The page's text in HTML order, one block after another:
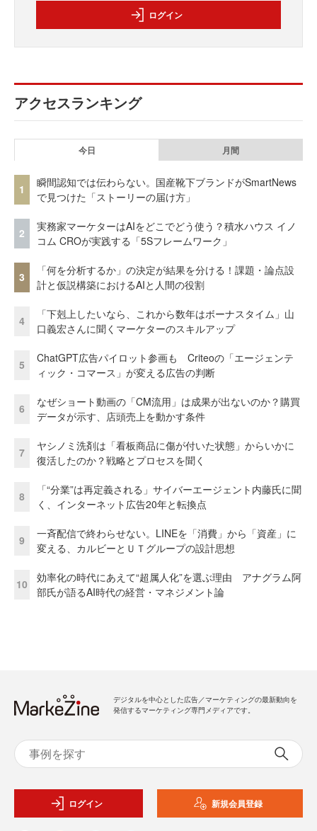
ログイン
アクセスランキング
今日 月間
1
瞬間認知では伝わらない。国産靴下ブランドがSmartNews
で見つけた「ストーリーの届け方」
2
実務家マーケターはAIをどこでどう使う？積水ハウス イノ
コム CROが実践する「5Sフレームワーク」
3
「何を分析するか」の決定が結果を分ける！課題・論点設
計と仮説構築におけるAIと人間の役割
4
「下剋上したいなら、これから数年はボーナスタイム」山
口義宏さんに聞くマーケターのスキルアップ
5
ChatGPT広告パイロット参画も Criteoの「エージェンテ
ィック・コマース」が変える広告の判断
6
なぜショート動画の「CM流用」は成果が出ないのか？購買
データが示す、店頭売上を動かす条件
7
ヤシノミ洗剤は「看板商品に傷が付いた状態」からいかに
復活したのか？戦略とプロセスを聞く
8
「“分業”は再定義される」サイバーエージェント内藤氏に聞
く、インターネット広告20年と転換点
9
一斉配信で終わらせない。LINEを「消費」から「資産」に
変える、カルビーとＵＴグループの設計思想
10
効率化の時代にあえて“超属人化”を選ぶ理由 アナグラム阿
部氏が語るAI時代の経営・マネジメント論
デジタルを中心とした広告／マーケティングの最新動向を
発信するマーケティング専門メディアです。
ログイン 新規会員登録